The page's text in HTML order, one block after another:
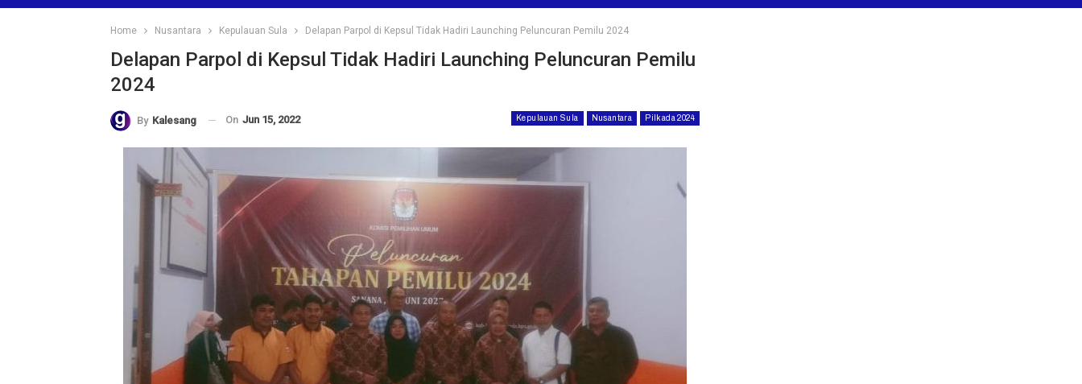
Home Nusantara Kepulauan Sula Delapan Parpol di Kepsul Tidak Hadiri Launching Peluncuran Pemilu 2024
Delapan Parpol di Kepsul Tidak Hadiri Launching Peluncuran Pemilu
2024
Kepulauan Sula Nusantara Pilkada 2024
By Kalesang On Jun 15, 2022